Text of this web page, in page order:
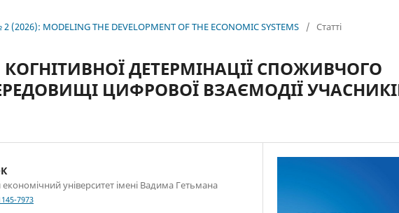
(2026): MODELING THE DEVELOPMENT OF THE ECONOMIC SYSTEMS / Статті
ДЕТЕРМІНАЦІЇ СПОЖИВЧОГО
ЦИФРОВОЇ ВЗАЄМОДІЇ
університет імені Вадима Гетьмана
7973